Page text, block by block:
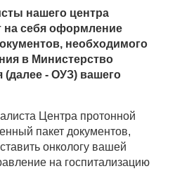
нашего центра
на себя оформление
необходимого
в Министерство
(далее - ОУЗ) вашего
Центра протонной
пакет документов,
онкологу вашей
на госпитализацию